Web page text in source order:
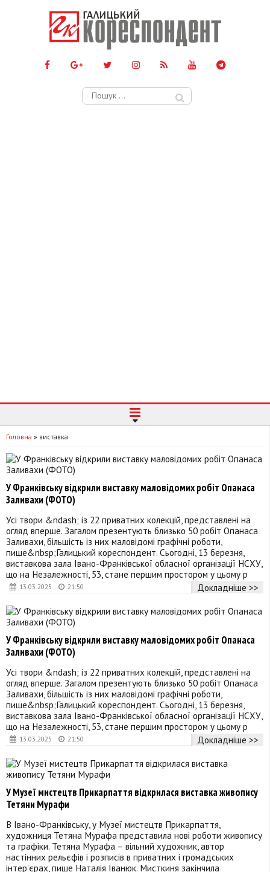
Пошук:
Головна » виставка
13.03.2025 21:50
У Франківську відкрили виставку маловідомих робіт Опанаса
Заливахи (ФОТО)
Усі твори &ndash; із 22 приватних колекцій, представлені на
огляд вперше. Загалом презентують близько 50 робіт Опанаса
Заливахи, більшість із них маловідомі графічні роботи,
пише&nbsp;Галицький кореспондент. Сьогодні, 13 березня,
виставкова зала Івано-Франківської обласної організації НСХУ,
що на Незалежності, 53, стане першим простором у цьому р
Докладніше >>
13.03.2025 21:50
У Франківську відкрили виставку маловідомих робіт Опанаса
Заливахи (ФОТО)
Усі твори &ndash; із 22 приватних колекцій, представлені на
огляд вперше. Загалом презентують близько 50 робіт Опанаса
Заливахи, більшість із них маловідомі графічні роботи,
пише&nbsp;Галицький кореспондент. Сьогодні, 13 березня,
виставкова зала Івано-Франківської обласної організації НСХУ,
що на Незалежності, 53, стане першим простором у цьому р
Докладніше >>
У Музеї мистецтв Прикарпаття відкрилася виставка живопису
Тетяни Мурафи
В Івано-Франківську, у Музеї мистецтв Прикарпаття,
художниця Тетяна Мурафа представила нові роботи живопису
та графіки. Тетяна Мурафа – вільний художник, автор
настінних рельєфів і розписів в приватних і громадських
інтер'єрах, пише Наталія Іванюк. Мисткиня закінчила